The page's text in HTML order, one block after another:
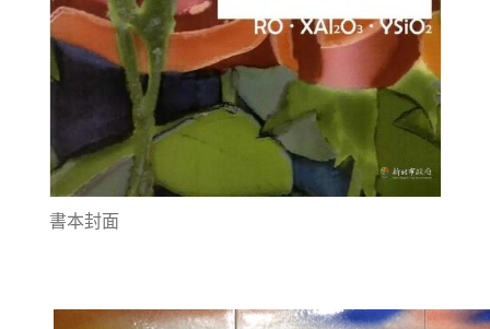
書本封面